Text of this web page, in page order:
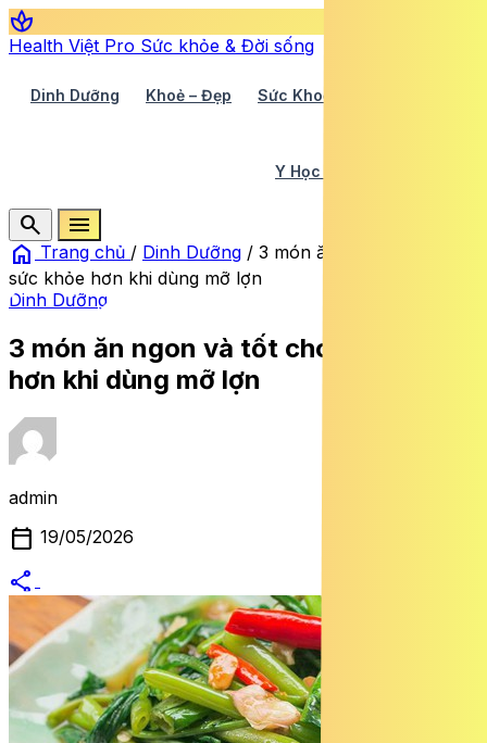
spa
Health Việt Pro Sức khỏe & Đời sống
Dinh Dưỡng Khoẻ – Đẹp Sức Khoẻ TV
Y Học Cổ Truyền
search
menu
home Trang chủ / Dinh Dưỡng / 3 món ăn ngon và tốt cho
sức khỏe hơn khi dùng mỡ lợn
Dinh Dưỡng
3 món ăn ngon và tốt cho sức khỏe
hơn khi dùng mỡ lợn
admin
calendar_today 19/05/2026
share